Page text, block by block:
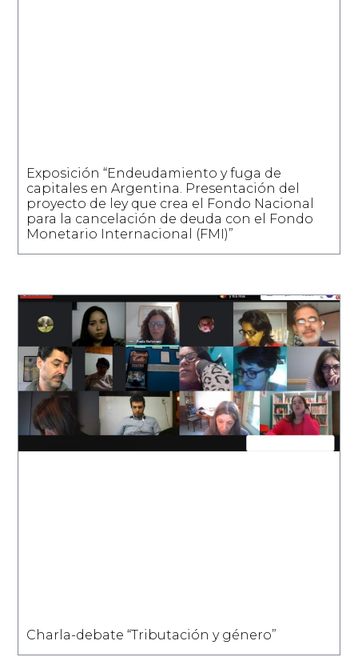
Exposición “Endeudamiento y fuga de
capitales en Argentina. Presentación del
proyecto de ley que crea el Fondo Nacional
para la cancelación de deuda con el Fondo
Monetario Internacional (FMI)”
Charla-debate “Tributación y género”